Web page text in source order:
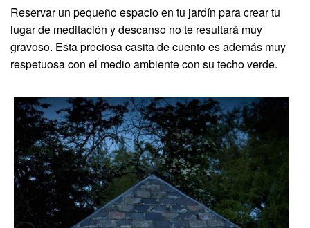
Reservar un pequeño espacio en tu jardín para crear tu
lugar de meditación y descanso no te resultará muy
gravoso. Esta preciosa casita de cuento es además muy
respetuosa con el medio ambiente con su techo verde.